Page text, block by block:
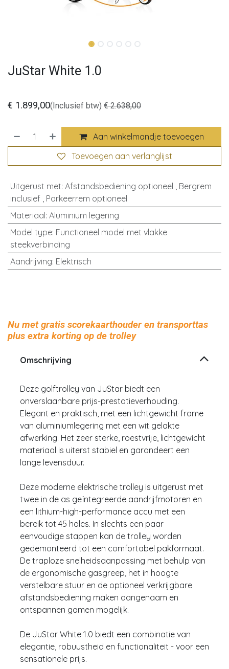
JuStar White 1.0
€ 1.899,00(Inclusief btw) €2.638,00
Aan winkelmandje toevoegen
Toevoegen aan verlanglijst
Uitgerust met: Afstandsbediening optioneel , Bergrem
inclusief, Parkeerrem optioneel
Materiaal: Aluminium legering
Model type: Functioneel model met vlakke
steekverbinding
Aandrijving: Elektrisch
Nu met gratis scorekaarthouder en transporttas
plus extra korting op de trolley
Omschrijving
Deze golftrolley van JuStar biedt een
onverslaanbare prijs-prestatieverhouding.
Elegant en praktisch, met een lichtgewicht frame
van aluminiumlegering met een wit gelakte
afwerking. Het zeer sterke, roestvrije, lichtgewicht
materiaal is uiterst stabiel en garandeert een
lange levensduur.
Deze moderne elektrische trolley is uitgerust met
twee in de as geïntegreerde aandrijfmotoren en
een lithium-high-performance accu met een
bereik tot 45 holes. In slechts een paar
eenvoudige stappen kan de trolley worden
gedemonteerd tot een comfortabel pakformaat.
De traploze snelheidsaanpassing met behulp van
de ergonomische gasgreep, het in hoogte
verstelbare stuur en de optioneel verkrijgbare
afstandsbediening maken aangenaam en
ontspannen gamen mogelijk.
De JuStar White 1.0 biedt een combinatie van
elegantie, robuustheid en functionaliteit - voor een
sensationele prijs.